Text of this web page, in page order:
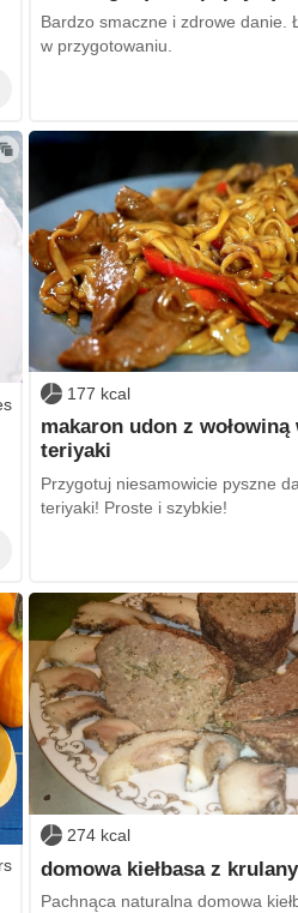
Bardzo smaczne i zdrowe danie.
w przygotowaniu.
177 kcal
makaron udon z wołowiną
teriyaki
Przygotuj niesamowicie pyszne
teriyaki! Proste i szybkie!
274 kcal
domowa kiełbasa z krulany
Pachnąca naturalna domowa